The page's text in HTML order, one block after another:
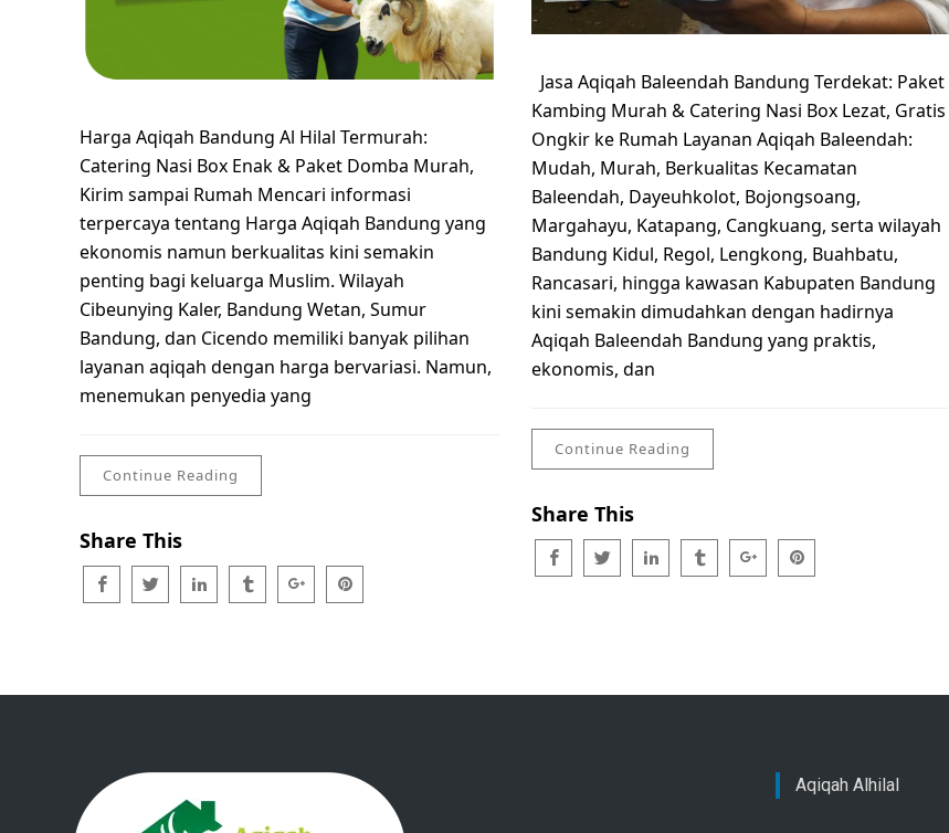
Harga Aqiqah Bandung Al Hilal Termurah:
Catering Nasi Box Enak & Paket Domba Murah,
Kirim sampai Rumah Mencari informasi
terpercaya tentang Harga Aqiqah Bandung yang
ekonomis namun berkualitas kini semakin
penting bagi keluarga Muslim. Wilayah
Cibeunying Kaler, Bandung Wetan, Sumur
Bandung, dan Cicendo memiliki banyak pilihan
layanan aqiqah dengan harga bervariasi. Namun,
menemukan penyedia yang
Continue Reading
Share This
Jasa Aqiqah Baleendah Bandung Terdekat: Paket
Kambing Murah & Catering Nasi Box Lezat, Gratis
Ongkir ke Rumah Layanan Aqiqah Baleendah:
Mudah, Murah, Berkualitas Kecamatan
Baleendah, Dayeuhkolot, Bojongsoang,
Margahayu, Katapang, Cangkuang, serta wilayah
Bandung Kidul, Regol, Lengkong, Buahbatu,
Rancasari, hingga kawasan Kabupaten Bandung
kini semakin dimudahkan dengan hadirnya
Aqiqah Baleendah Bandung yang praktis,
ekonomis, dan
Continue Reading
Share This
Aqiqah Alhilal